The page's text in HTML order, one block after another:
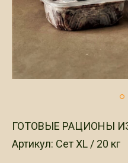
ГОТОВЫЕ РАЦИОНЫ
Артикул: Сет XL / 20 кг